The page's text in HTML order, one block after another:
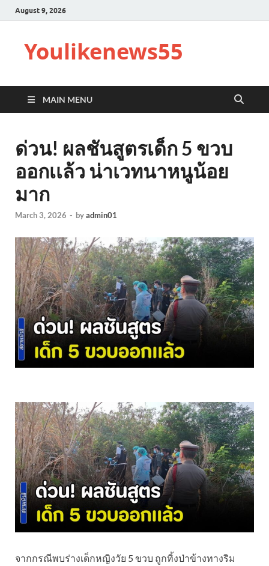
August 9, 2026
Youlikenews55
MAIN MENU
ด่วน! ผลชันสูตรเด็ก 5 ขวบ
ออกเเล้ว น่าเวทนาหนูน้อย
มาก
March 3, 2026 - byadmin01
จากกรณีพบร่างเด็กหญิงวัย 5 ขวบ ถูกทิ้งป่าข้างทางริม